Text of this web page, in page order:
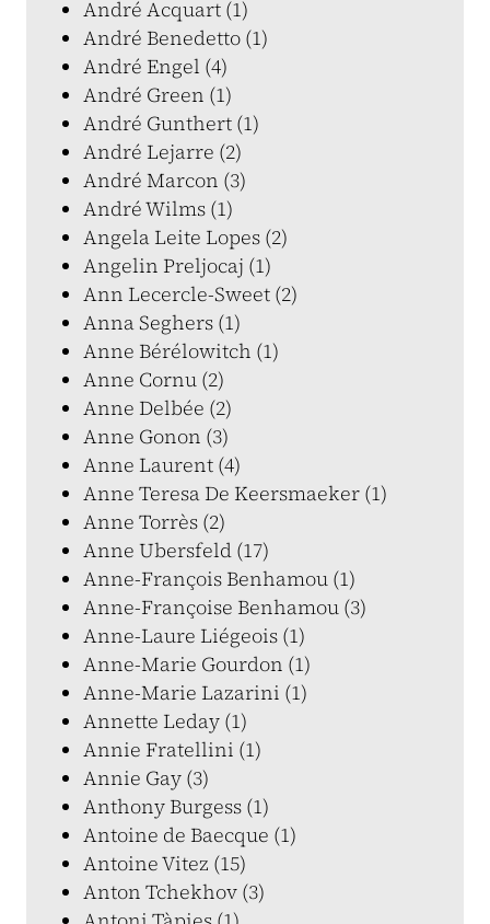
André Acquart (1)
André Benedetto (1)
André Engel (4)
André Green (1)
André Gunthert (1)
André Lejarre (2)
André Marcon (3)
André Wilms (1)
Angela Leite Lopes (2)
Angelin Preljocaj (1)
Ann Lecercle-Sweet (2)
Anna Seghers (1)
Anne Bérélowitch (1)
Anne Cornu (2)
Anne Delbée (2)
Anne Gonon (3)
Anne Laurent (4)
Anne Teresa De Keersmaeker (1)
Anne Torrès (2)
Anne Ubersfeld (17)
Anne-François Benhamou (1)
Anne-Françoise Benhamou (3)
Anne-Laure Liégeois (1)
Anne-Marie Gourdon (1)
Anne-Marie Lazarini (1)
Annette Leday (1)
Annie Fratellini (1)
Annie Gay (3)
Anthony Burgess (1)
Antoine de Baecque (1)
Antoine Vitez (15)
Anton Tchekhov (3)